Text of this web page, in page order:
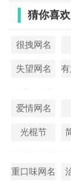
27、愚人节
不要问我那
坑。
28、这个清
30、催趁戏
清清明竞渡》
32、在中国每
猜你喜欢
很拽网名
失望网名
爱情网名
光棍节
重口味网名